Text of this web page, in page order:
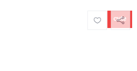
cute